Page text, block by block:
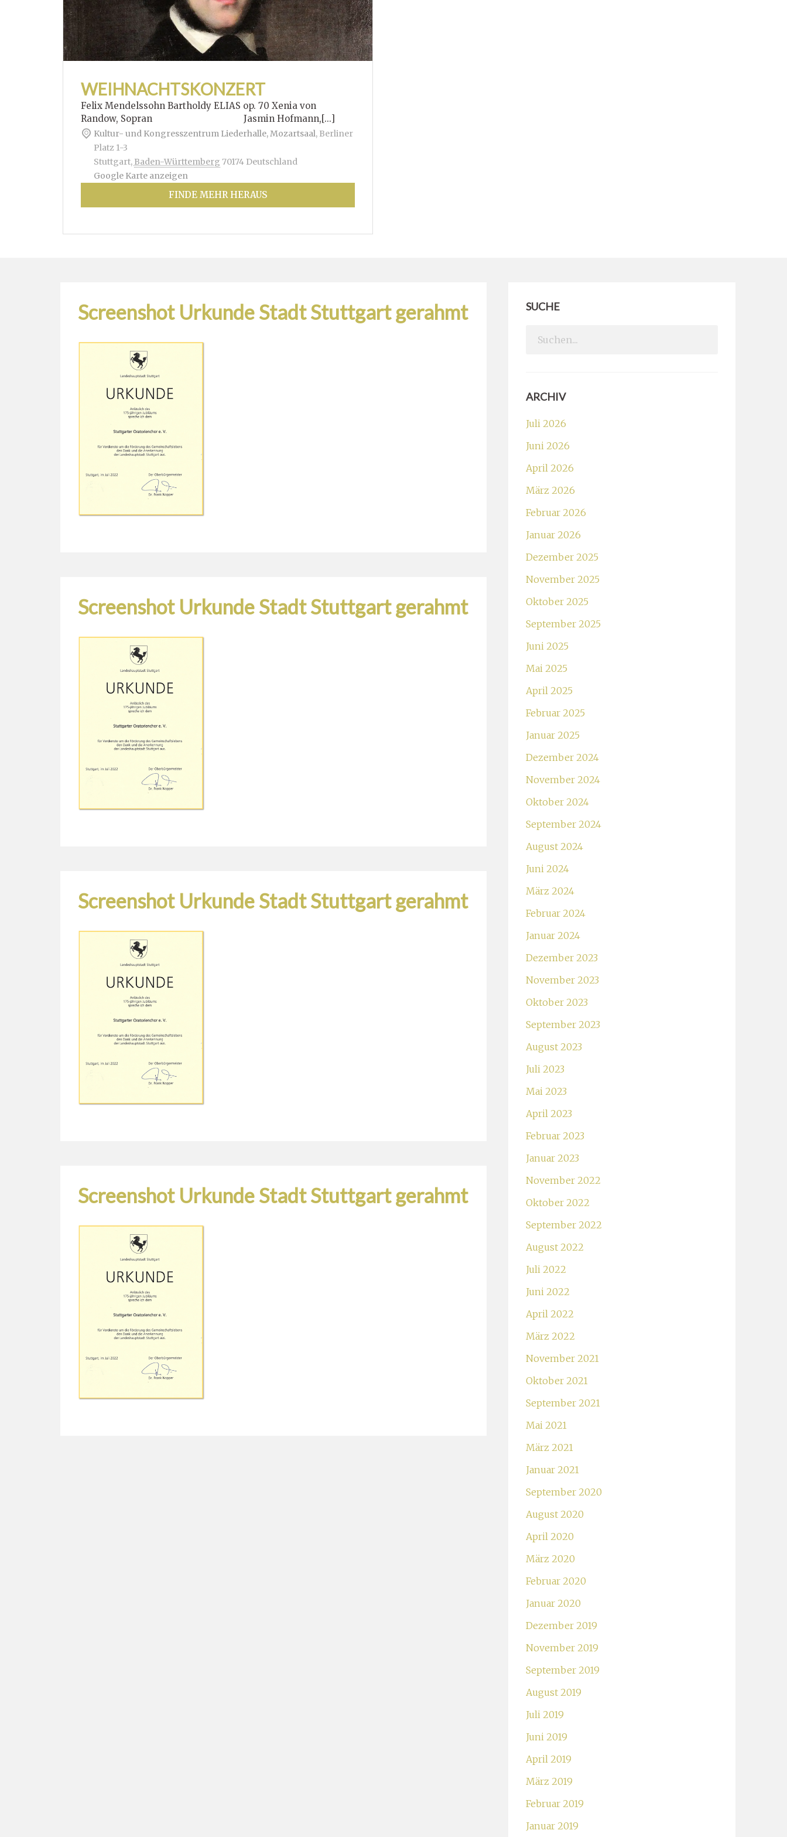
WEIHNACHTSKONZERT
Felix Mendelssohn Bartholdy ELIAS op. 70 Xenia von
Randow, Sopran Jasmin Hofmann,[...]
Kultur- und Kongresszentrum Liederhalle, Mozartsaal, Berliner
Platz 1-3
Stuttgart, Baden-Württemberg 70174 Deutschland
Google Karte anzeigen
FINDE MEHR HERAUS
Screenshot Urkunde Stadt Stuttgart gerahmt
Screenshot Urkunde Stadt Stuttgart gerahmt
Screenshot Urkunde Stadt Stuttgart gerahmt
Screenshot Urkunde Stadt Stuttgart gerahmt
SUCHE
Search
ARCHIV
Juli 2026
Juni 2026
April 2026
März 2026
Februar 2026
Januar 2026
Dezember 2025
November 2025
Oktober 2025
September 2025
Juni 2025
Mai 2025
April 2025
Februar 2025
Januar 2025
Dezember 2024
November 2024
Oktober 2024
September 2024
August 2024
Juni 2024
März 2024
Februar 2024
Januar 2024
Dezember 2023
November 2023
Oktober 2023
September 2023
August 2023
Juli 2023
Mai 2023
April 2023
Februar 2023
Januar 2023
November 2022
Oktober 2022
September 2022
August 2022
Juli 2022
Juni 2022
April 2022
März 2022
November 2021
Oktober 2021
September 2021
Mai 2021
März 2021
Januar 2021
September 2020
August 2020
April 2020
März 2020
Februar 2020
Januar 2020
Dezember 2019
November 2019
September 2019
August 2019
Juli 2019
Juni 2019
April 2019
März 2019
Februar 2019
Januar 2019